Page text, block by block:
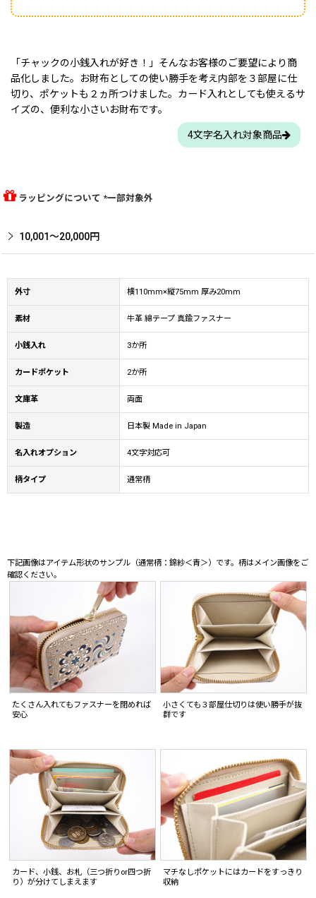
「チャックの小銭入れが好き！」そんなお客様のご要望により商
品化しました。お財布としての使い勝手を考え内部を３部屋に仕
切り、ポケットも２ヵ所つけました。カード入れとしても使えるサ
イズの、便利な小さいお財布です。
4文字名入れ対象商品
ラッピングについて *一部対象外
10,001〜20,000円
外寸 横110mm×縦75mm 厚み20mm
素材 牛革 綿テープ 真鍮ファスナー
小銭入れ 3か所
カードポケット 2か所
文庫革 両面
製造 日本製 Made in Japan
名入れオプション 4文字対応可
柄タイプ 通常柄
下記画像はアイテム形状のサンプル（通常柄：錦紗＜青＞）です。柄はメイン画像をご
確認ください。
たくさん入れてもファスナーを閉めれば
安心
小さくても３部屋仕切りは使い勝手が抜
群です
カード、小銭、お札（三つ折りor四つ折
り）が分けてしまえます
マチなしポケットにはカードをすっきり
収納